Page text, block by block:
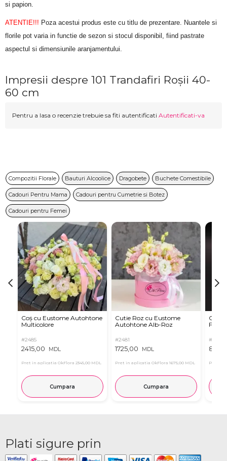
si papion.
ATENTIE!!! Poza acestui produs este cu titlu de prezentare. Nuantele si
florile pot varia in functie de sezon si stocul disponibil, fiind pastrate
aspectul si dimensiunile aranjamentului.
Impresii despre 101 Trandafiri Roșii 40-
60 cm
Pentru a lasa o recenzie trebuie sa fiti autentificati Autentificati-va
Compozitii Florale Bauturi Alcoolice Dragobete Buchete Comestibile
Cadouri Pentru Mama Cadouri pentru Cumetrie si Botez
Cadouri pentru Femei
Coș cu Eustome Autohtone
Multicolore
#2485
2415,00 MDL
Pret in aplicatia OkFlora 2345,00 MDL
Cumpara
Cutie Roz cu Eustome
Autohtone Alb-Roz
#2481
1725,00 MDL
Pret in aplicatia OkFlora 1675,00 MDL
Cumpara
Cutie
#2854
Pret in
Plati sigure prin